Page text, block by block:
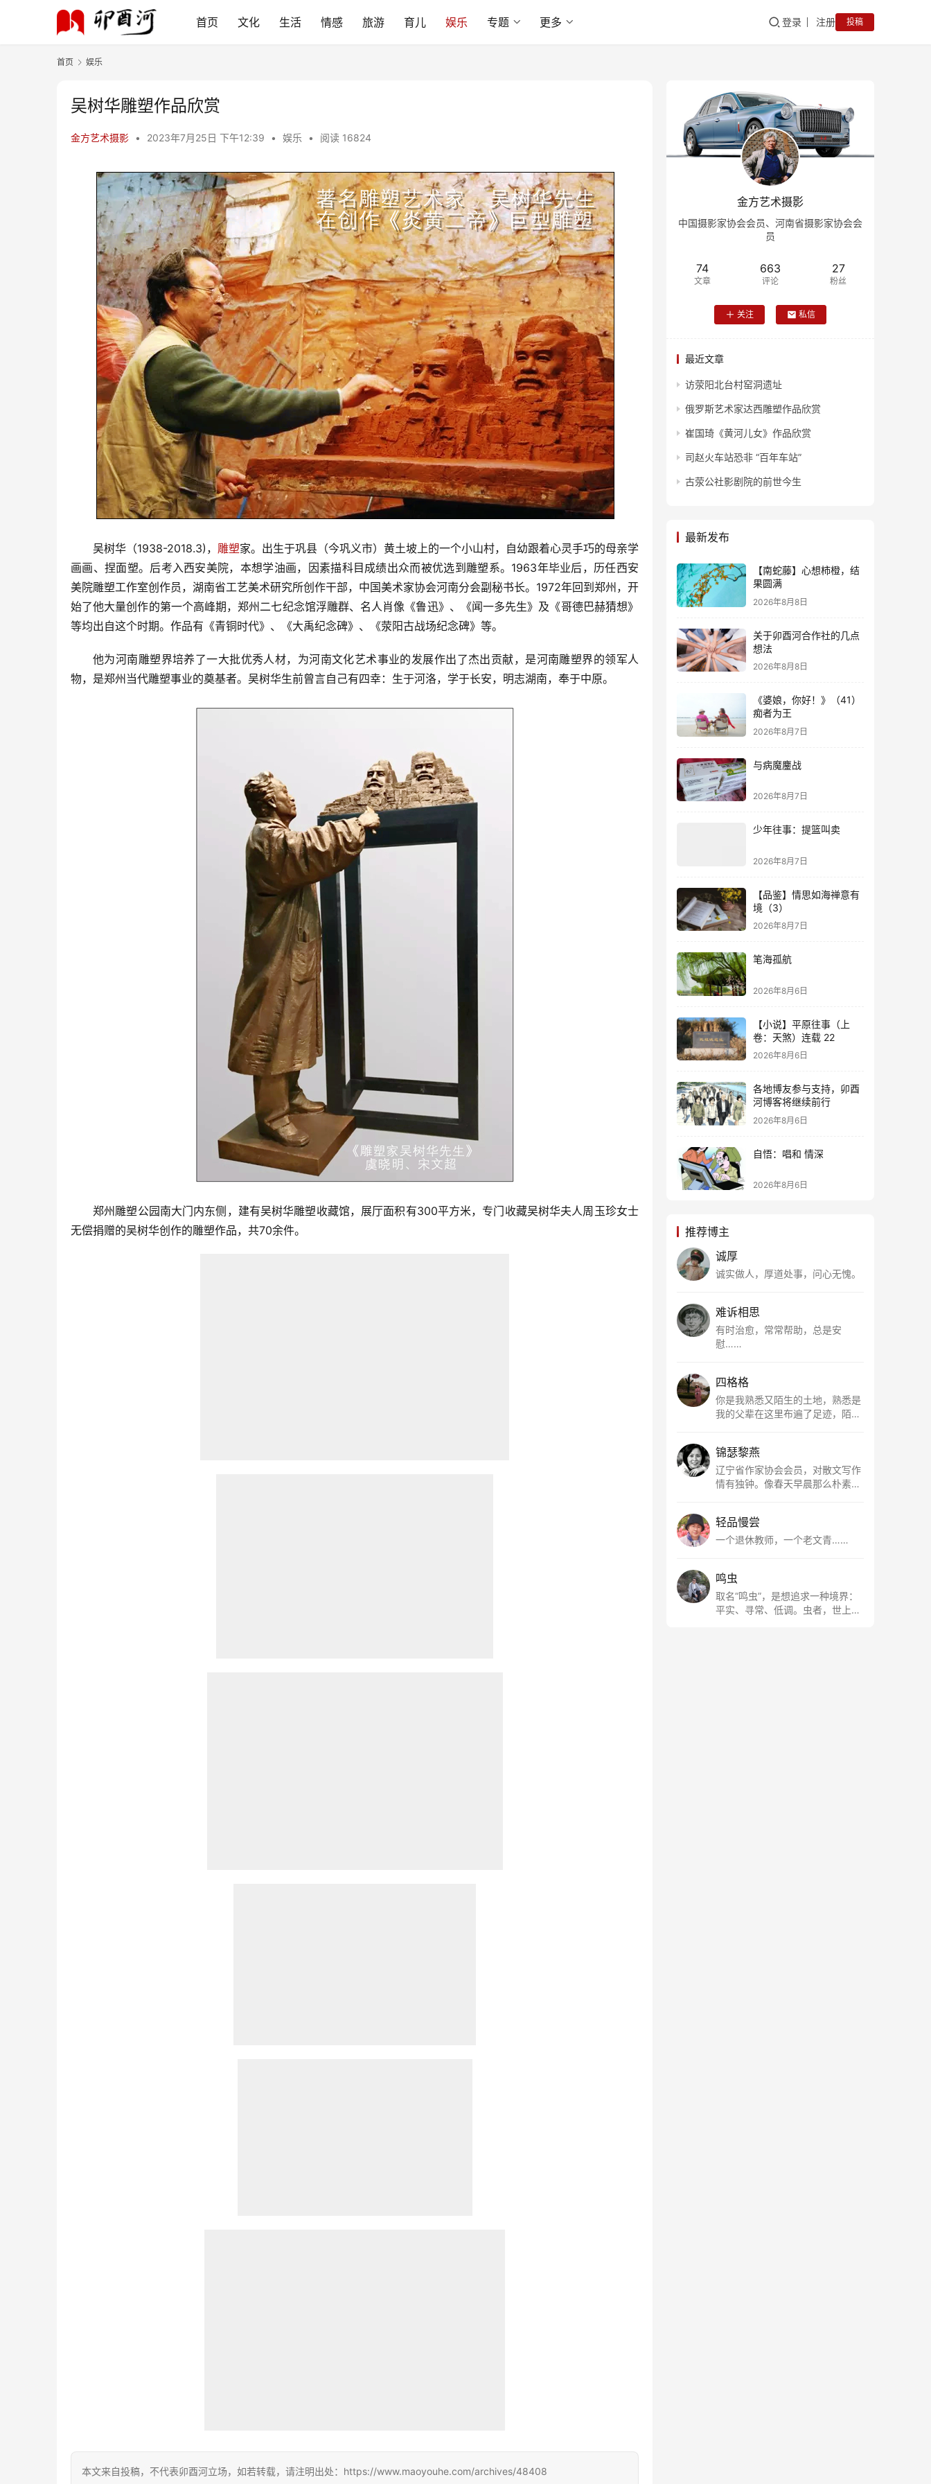
首页 文化 生活 情感 旅游 育儿 娱乐 专题 更多 登录 注册 投稿
首页 娱乐
吴树华雕塑作品欣赏
金方艺术摄影 • 2023年7月25日 下午12:39 • 娱乐 • 阅读 16824
吴树华（1938-2018.3)， 雕塑家。出生于巩县（今巩义市）黄土坡上的一个小山村，自幼跟着心灵手巧的母亲学
画画、捏面塑。后考入西安美院，本想学油画，因素描科目成绩出众而被优选到雕塑系。1963年毕业后，历任西安
美院雕塑工作室创作员，湖南省工艺美术研究所创作干部，中国美术家协会河南分会副秘书长。1972年回到郑州，开
始了他大量创作的第一个高峰期，郑州二七纪念馆浮雕群、名人肖像《鲁迅》、《闻一多先生》及《哥德巴赫猜想》
等均出自这个时期。作品有《青铜时代》、《大禹纪念碑》、《荥阳古战场纪念碑》等。
他为河南雕塑界培养了一大批优秀人材，为河南文化艺术事业的发展作出了杰出贡献，是河南雕塑界的领军人
物，是郑州当代雕塑事业的奠基者。吴树华生前曾言自己有四幸：生于河洛，学于长安，明志湖南，奉于中原。
郑州雕塑公园南大门内东侧，建有吴树华雕塑收藏馆，展厅面积有300平方米，专门收藏吴树华夫人周玉珍女士
无偿捐赠的吴树华创作的雕塑作品，共70余件。
本文来自投稿，不代表卯酉河立场，如若转载，请注明出处：https://www.maoyouhe.com/archives/48408
金方艺术摄影
中国摄影家协会会员、河南省摄影家协会会
员
74
文章
663
评论
27
粉丝
关注 私信
最近文章
访荥阳北台村窑洞遗址
俄罗斯艺术家达西雕塑作品欣赏
崔国琦《黄河儿女》作品欣赏
司赵火车站恐非 “百年车站”
古荥公社影剧院的前世今生
最新发布
【南蛇藤】心想柿橙，结
果圆满
2026年8月8日
关于卯酉河合作社的几点
想法
2026年8月8日
《婆娘，你好！》（41）
痴者为王
2026年8月7日
与病魔鏖战
2026年8月7日
少年往事：提篮叫卖
2026年8月7日
【品鉴】情思如海禅意有
境（3）
2026年8月7日
笔海孤航
2026年8月6日
【小说】平原往事（上
卷：天煞）连载 22
2026年8月6日
各地博友参与支持，卯酉
河博客将继续前行
2026年8月6日
自悟：唱和 情深
2026年8月6日
推荐博主
诚厚
诚实做人，厚道处事，问心无愧。
难诉相思
有时治愈，常常帮助，总是安
慰……
四格格
你是我熟悉又陌生的土地，熟悉是
我的父辈在这里布遍了足迹，陌生
根所在，我用文字慢慢认识你、慢
慢熟悉你。
锦瑟黎燕
辽宁省作家协会会员，对散文写作
情有独钟。像春天早晨那么朴素，
轻品慢尝
一个退休教师，一个老文青……
鸣虫
取名“鸣虫”，是想追求一种境界：
平实、寻常、低调。虫者，世上最